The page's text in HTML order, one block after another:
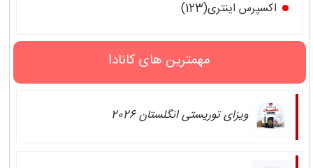
اکسپرس اینتری(123)
مهمترین های کانادا
ویزای توریستی انگلستان 2026